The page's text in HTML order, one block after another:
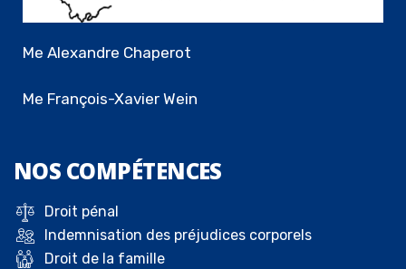
Me Alexandre Chaperot
Me François-Xavier Wein
NOS COMPÉTENCES
Droit pénal
Indemnisation des préjudices corporels
Droit de la famille